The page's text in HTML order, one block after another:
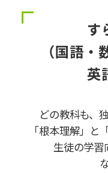
す
（国語・
英
どの教科も、
「根本理解」と
生徒の学習